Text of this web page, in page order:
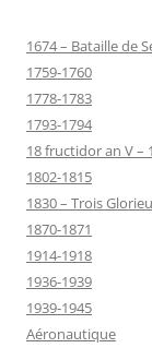
1674 – Bataille de
1759-1760
1778-1783
1793-1794
18 fructidor an V –
1802-1815
1830 – Trois
1870-1871
1914-1918
1936-1939
1939-1945
Aéronautique